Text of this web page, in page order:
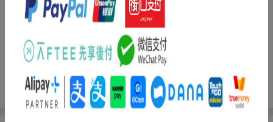
出版社 新潮社
発行形態 コミック
ページ数 192p
ISBN 9784107725745